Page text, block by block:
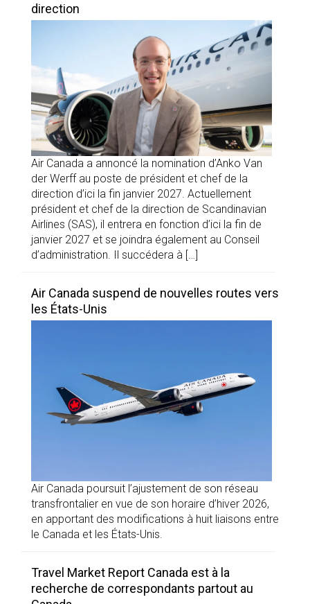
direction
Air Canada a annoncé la nomination d’Anko Van
der Werff au poste de président et chef de la
direction d’ici la fin janvier 2027. Actuellement
président et chef de la direction de Scandinavian
Airlines (SAS), il entrera en fonction d’ici la fin de
janvier 2027 et se joindra également au Conseil
d’administration. Il succédera à […]
Air Canada suspend de nouvelles routes vers
les États-Unis
Air Canada poursuit l’ajustement de son réseau
transfrontalier en vue de son horaire d’hiver 2026,
en apportant des modifications à huit liaisons entre
le Canada et les États-Unis.
Travel Market Report Canada est à la
recherche de correspondants partout au